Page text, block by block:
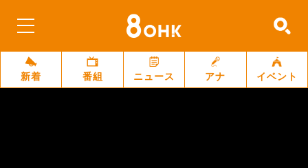
新着 番組 ニュース アナ イベント